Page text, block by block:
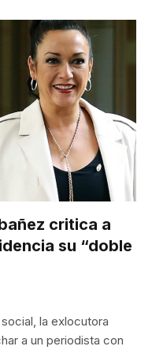
critica a
su “doble
la exlocutora
a un periodista con